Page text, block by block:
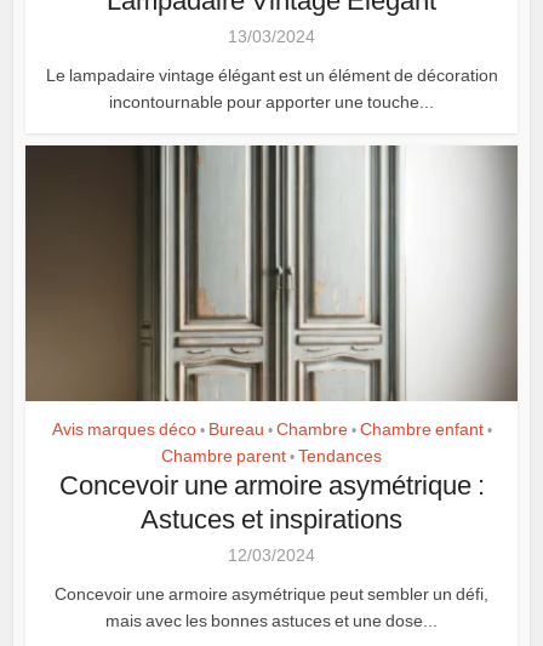
13/03/2024
Le lampadaire vintage élégant est un élément de décoration
incontournable pour apporter une touche...
Avis marques déco • Bureau • Chambre • Chambre enfant •
Chambre parent • Tendances
Concevoir une armoire asymétrique :
Astuces et inspirations
12/03/2024
Concevoir une armoire asymétrique peut sembler un défi,
mais avec les bonnes astuces et une dose...